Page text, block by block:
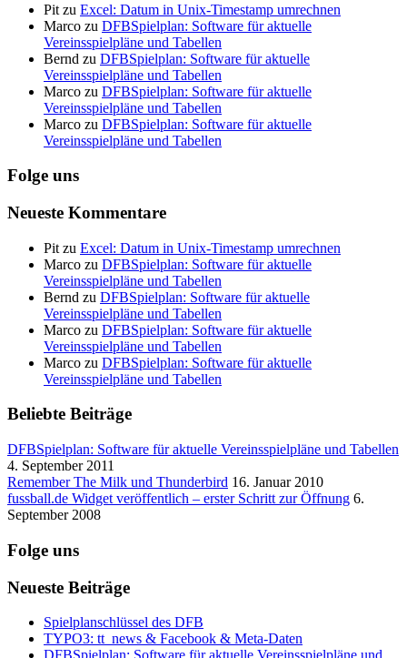
Pit zu Excel: Datum in Unix-Timestamp umrechnen
Marco zu DFBSpielplan: Software für aktuelle
Vereinsspielpläne und Tabellen
Bernd zu DFBSpielplan: Software für aktuelle
Vereinsspielpläne und Tabellen
Marco zu DFBSpielplan: Software für aktuelle
Vereinsspielpläne und Tabellen
Marco zu DFBSpielplan: Software für aktuelle
Vereinsspielpläne und Tabellen
Folge uns
Neueste Kommentare
Pit zu Excel: Datum in Unix-Timestamp umrechnen
Marco zu DFBSpielplan: Software für aktuelle
Vereinsspielpläne und Tabellen
Bernd zu DFBSpielplan: Software für aktuelle
Vereinsspielpläne und Tabellen
Marco zu DFBSpielplan: Software für aktuelle
Vereinsspielpläne und Tabellen
Marco zu DFBSpielplan: Software für aktuelle
Vereinsspielpläne und Tabellen
Beliebte Beiträge
DFBSpielplan: Software für aktuelle Vereinsspielpläne und Tabellen
4. September 2011
Remember The Milk und Thunderbird 16. Januar 2010
fussball.de Widget veröffentlich – erster Schritt zur Öffnung 6.
September 2008
Folge uns
Neueste Beiträge
Spielplanschlüssel des DFB
TYPO3: tt_news & Facebook & Meta-Daten